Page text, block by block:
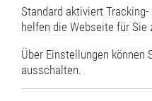
Öffentliche
Öffentliche
Rathaus
Standard aktiviert
helfen die Webseite für Sie
Über Einstellungen können
ausschalten.